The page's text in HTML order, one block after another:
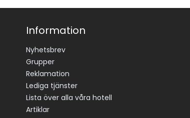
Information
Nyhetsbrev
Grupper
Reklamation
Lediga tjänster
Lista över alla våra hotell
Artiklar